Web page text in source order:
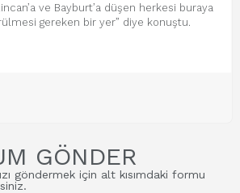
ve Bayburt’a düşen herkesi buraya
gereken bir yer” diye konuştu.
GÖNDER
göndermek için alt kısımdaki formu